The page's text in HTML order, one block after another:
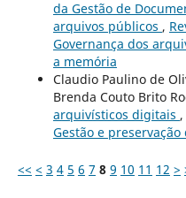
da Gestão de
arquivos públicos ,
Governança dos
a memória
Claudio Paulino de
Brenda Couto Brito
arquivísticos digitais ,
Gestão e
<< < 3 4 5 6 7 8 9 10 11 12 >